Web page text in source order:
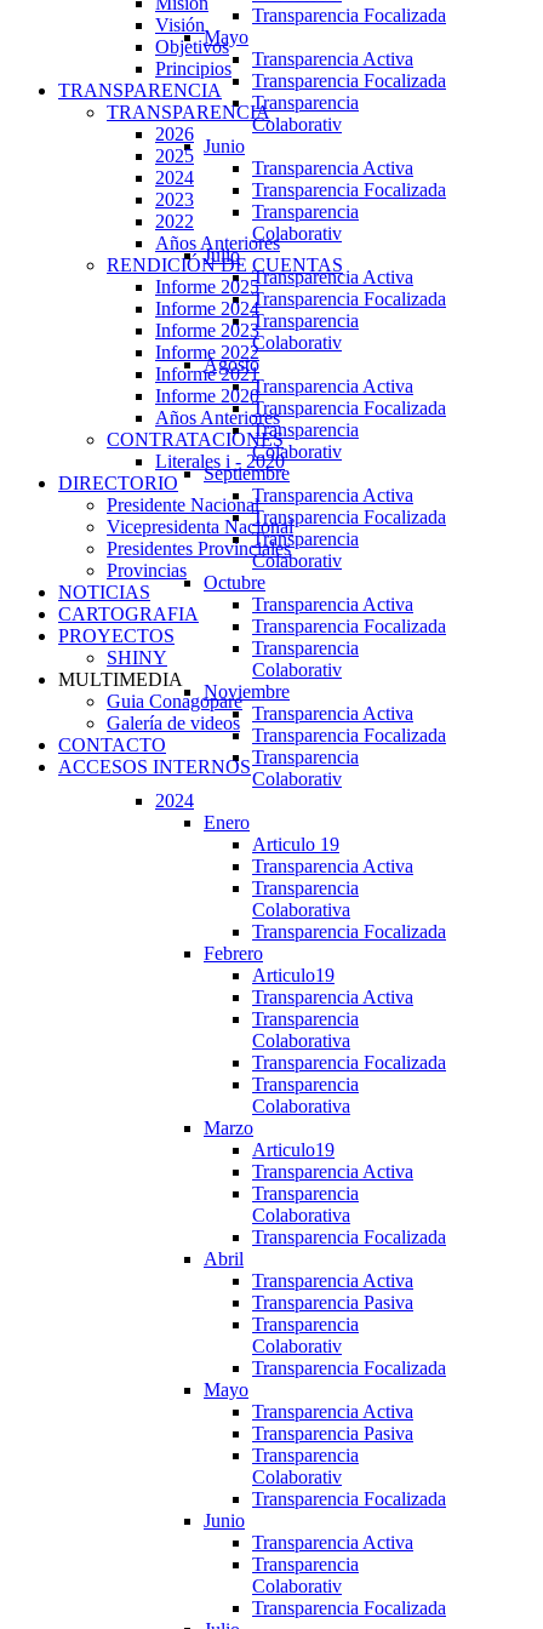
Transparencia Focalizada
Mayo
Transparencia Activa
Transparencia Focalizada
Transparencia
Colaborativ
Junio
Transparencia Activa
Transparencia Focalizada
Transparencia
Colaborativ
Julio
Transparencia Activa
Transparencia Focalizada
Transparencia
Colaborativ
Agosto
Transparencia Activa
Transparencia Focalizada
Transparencia
Colaborativ
Septiembre
Transparencia Activa
Transparencia Focalizada
Transparencia
Colaborativ
Octubre
Transparencia Activa
Transparencia Focalizada
Transparencia
Colaborativ
Noviembre
Transparencia Activa
Transparencia Focalizada
Transparencia
Colaborativ
2024
Enero
Articulo 19
Transparencia Activa
Transparencia
Colaborativa
Transparencia Focalizada
Febrero
Articulo19
Transparencia Activa
Transparencia
Colaborativa
Transparencia Focalizada
Transparencia
Colaborativa
Marzo
Articulo19
Transparencia Activa
Transparencia
Colaborativa
Transparencia Focalizada
Abril
Transparencia Activa
Transparencia Pasiva
Transparencia
Colaborativ
Transparencia Focalizada
Mayo
Transparencia Activa
Transparencia Pasiva
Transparencia
Colaborativ
Transparencia Focalizada
Junio
Transparencia Activa
Transparencia
Colaborativ
Transparencia Focalizada
Visión
Objetivos
Principios
TRANSPARENCIA
TRANSPARENCIA
2026
2025
2024
2023
2022
Años Anteriores
RENDICIÓN DE CUENTAS
Informe 2025
Informe 2024
Informe 2023
Informe 2022
Informe 2021
Informe 2020
Años Anteriores
CONTRATACIONES
Literales i - 2020
DIRECTORIO
Presidente Nacional
Vicepresidenta Nacional
Presidentes Provinciales
Provincias
NOTICIAS
CARTOGRAFIA
PROYECTOS
SHINY
MULTIMEDIA
Guia Conagopare
Galería de videos
CONTACTO
ACCESOS INTERNOS